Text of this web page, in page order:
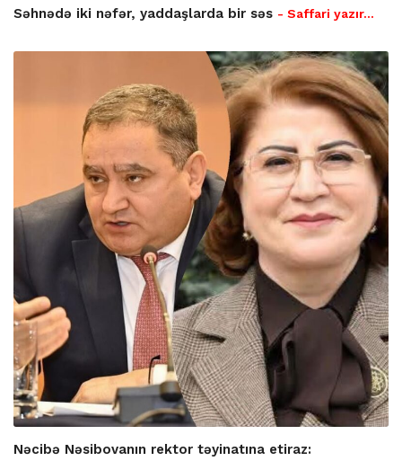
Səhnədə iki nəfər, yaddaşlarda bir səs - Saffari yazır…
Nəcibə Nəsibovanın rektor təyinatına etiraz: